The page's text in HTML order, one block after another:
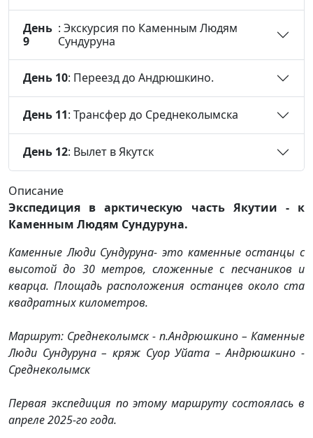
День
9
: Экскурсия по Каменным Людям
Сундуруна
День 10: Переезд до Андрюшкино.
День 11: Трансфер до Среднеколымска
День 12: Вылет в Якутск
Описание
Экспедиция в арктическую часть Якутии - к
Каменным Людям Сундуруна.
Каменные Люди Сундуруна- это каменные останцы с
высотой до 30 метров, сложенные с песчаников и
кварца. Площадь расположения останцев около ста
квадратных километров.
Маршрут: Среднеколымск - п.Андрюшкино – Каменные
Люди Сундуруна – кряж Суор Уйата – Андрюшкино -
Среднеколымск
Первая экспедиция по этому маршруту состоялась в
апреле 2025-го года.